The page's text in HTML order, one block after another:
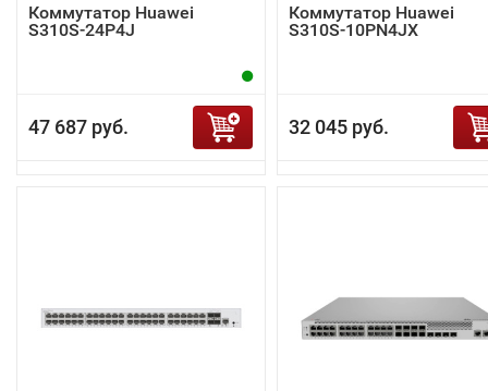
Коммутатор Huawei
S310S-24P4J
47 687 руб.
Коммутатор Huawei
S310S-10PN4JX
32 045 руб.